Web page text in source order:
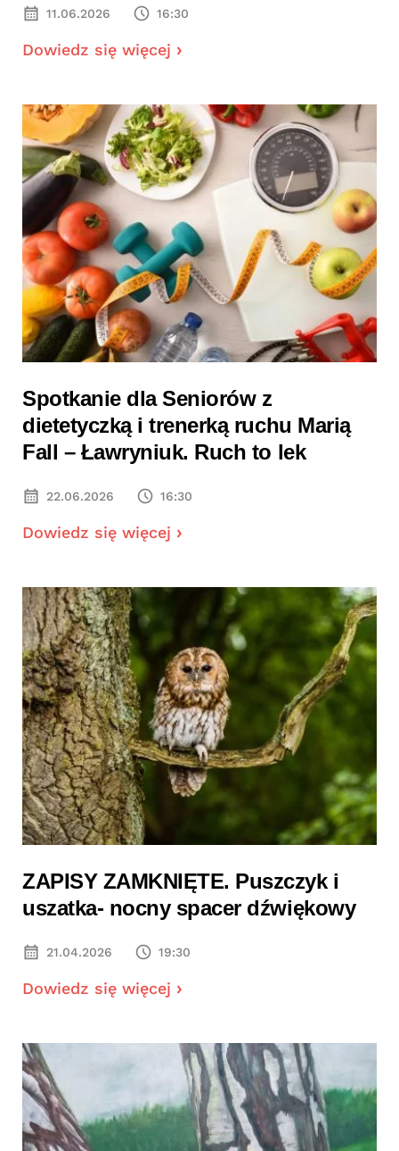
11.06.2026 16:30
Dowiedz się więcej
Spotkanie dla Seniorów z
dietetyczką i trenerką ruchu Marią
Fall – Ławryniuk. Ruch to lek
22.06.2026 16:30
Dowiedz się więcej
ZAPISY ZAMKNIĘTE. Puszczyk i
uszatka- nocny spacer dźwiękowy
21.04.2026 19:30
Dowiedz się więcej